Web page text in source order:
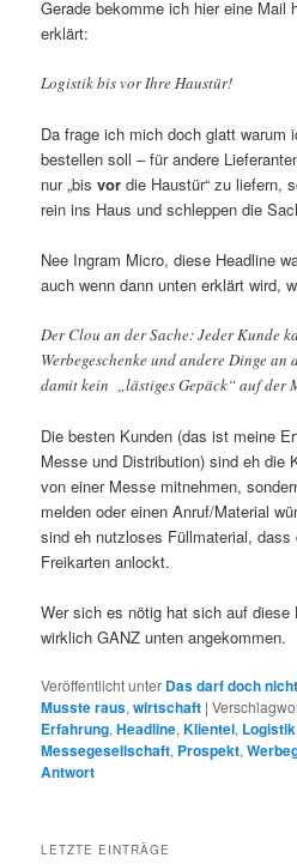
Gerade bekomme ich hier eine Mail
erklärt:
Logistik bis vor Ihre Haustür!
Da frage ich mich doch glatt warum
bestellen soll – für andere
nur „bisvor die Haustür“ zu liefern,
rein ins Haus und schleppen die
Nee Ingram Micro, diese Headline
auch wenn dann unten erklärt wird,
Der Clou an der Sache: Jeder Kunde
Werbegeschenke und andere Dinge an
damit kein „lästiges Gepäck“ auf der
Die besten Kunden (das ist meine
Messe und Distribution) sind eh die
von einer Messe mitnehmen,
melden oder einen Anruf/Material
sind eh nutzloses Füllmaterial,
Freikarten anlockt.
Wer sich es nötig hat sich auf
wirklich GANZ unten angekommen.
Veröffentlicht unter Das darf doch
Musste raus,wirtschaft |
Erfahrung,Headline,Klientel, Logistik
Messegesellschaft, Prospekt,
Antwort
LETZTE EINTRÄGE